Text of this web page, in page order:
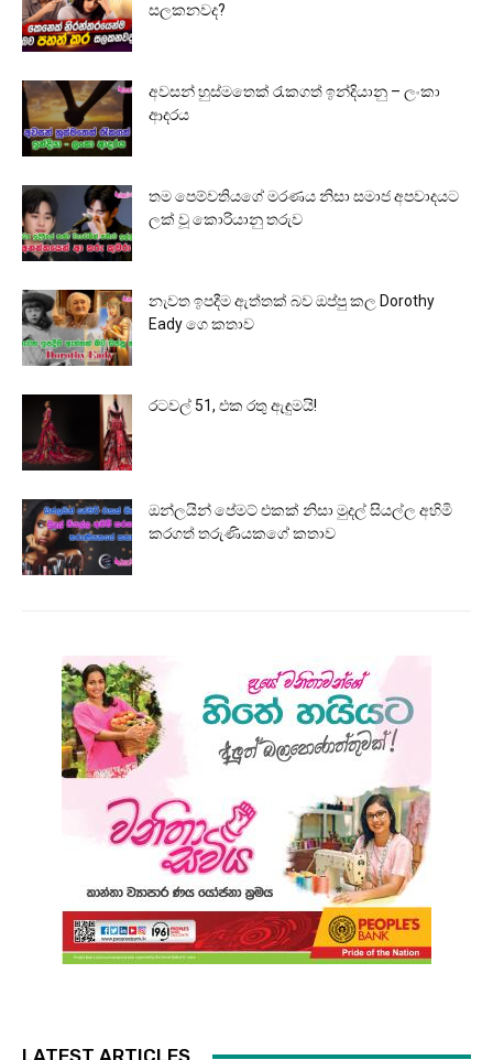
සලකනවද?
අවසන් හුස්මතෙක් රැකගත් ඉන්දියානු – ලංකා
ආදරය
තම පෙම්වතියගේ මරණය නිසා සමාජ අපවාදයට
ලක් වූ කොරියානු තරුව
නැවත ඉපදීම ඇත්තක් බව ඔප්පු කල Dorothy
Eady ගෙ කතාව
රටවල් 51, එක රතු ඇඳුමයි!
ඔන්ලයින් පේමට් එකක් නිසා මුදල් සියල්ල අහිමි
කරගත් තරුණියකගේ කතාව